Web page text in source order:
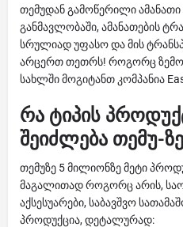
თემუდან გამოწერილი
განმავლობაში, ამანათების
სრულიად უფასო და მის
არცერთ თეთრს! როგორც
სახლში მოგიტანთ კომპანია
რა ტიპის
შეიძლება თემუ-
თემუზე 5 მილიონზე მეტი
მაგალითად როგორც არის,
აქსესუარები, საბავშვო
პროდუქცია, დეტალურად: